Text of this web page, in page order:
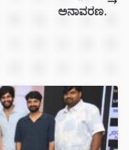
ಅನಾವರಣ.